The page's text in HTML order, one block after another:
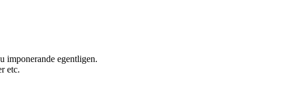
imponerande egentligen.
etc.